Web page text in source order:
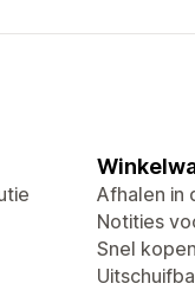
Afhalen in
Notities
Snel kopen